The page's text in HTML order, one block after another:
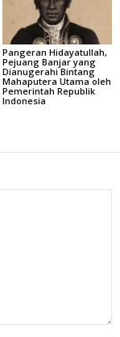
Pangeran Hidayatullah,
Pejuang Banjar yang
Dianugerahi Bintang
Mahaputera Utama oleh
Pemerintah Republik
Indonesia